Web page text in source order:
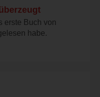
erste Buch von
habe.